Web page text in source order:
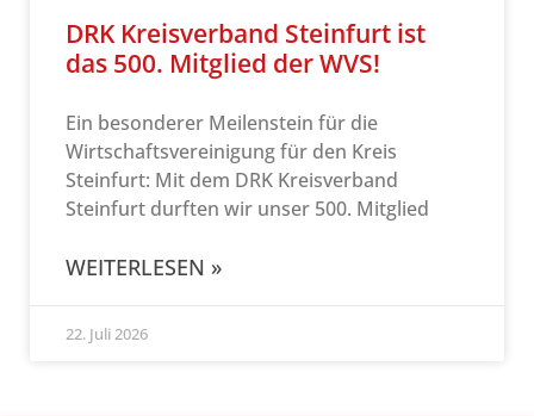
DRK Kreisverband Steinfurt ist
das 500. Mitglied der WVS!
Ein besonderer Meilenstein für die
Wirtschaftsvereinigung für den Kreis
Steinfurt: Mit dem DRK Kreisverband
Steinfurt durften wir unser 500. Mitglied
WEITERLESEN »
22. Juli 2026